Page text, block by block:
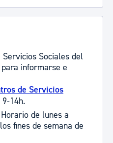
Sociales del
informarse e
de Servicios
14h.
Horario de lunes a
fines de semana de